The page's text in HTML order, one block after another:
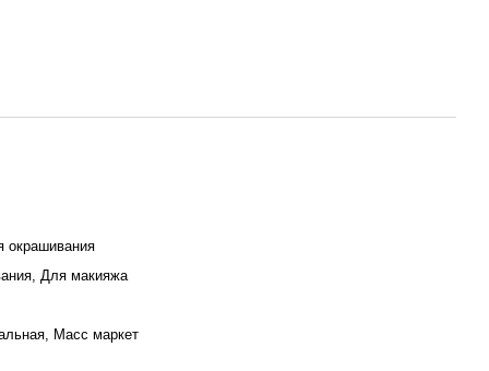
окрашивания
Для макияжа
Масс маркет